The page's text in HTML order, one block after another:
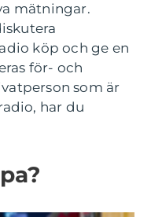
mätningar.
köp och ge en
för- och
som är
har du